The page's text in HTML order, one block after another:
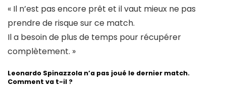
« Il n’est pas encore prêt et il vaut mieux ne pas
prendre de risque sur ce match.
Il a besoin de plus de temps pour récupérer
complètement. »
Leonardo Spinazzola n’a pas joué le dernier match.
Comment va t-il ?